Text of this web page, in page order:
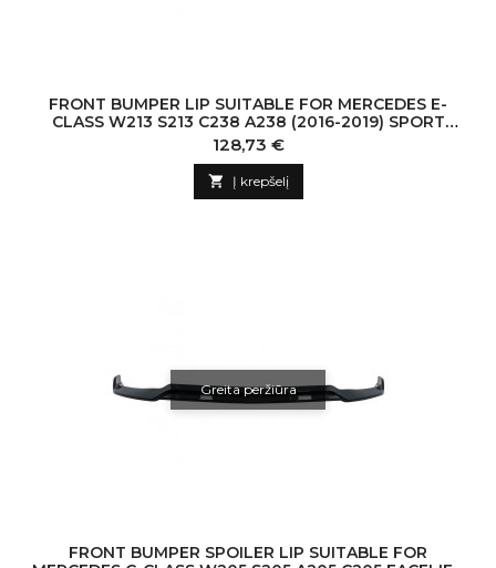
FRONT BUMPER LIP SUITABLE FOR MERCEDES E-
CLASS W213 S213 C238 A238 (2016-2019) SPORT
LOOK PIANO BLACK
Kaina
128,73 €
 Į krepšelį
Greita peržiūra
FRONT BUMPER SPOILER LIP SUITABLE FOR